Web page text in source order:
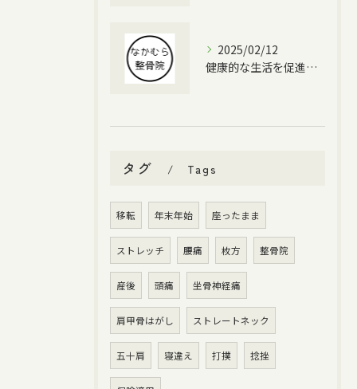
2025/02/12
健康的な生活を促進する整体
タグ Tags
移転 年末年始 座ったまま
ストレッチ 腰痛 枚方 整骨院
産後 頭痛 坐骨神経痛
肩甲骨はがし ストレートネック
五十肩 寝違え 打撲 捻挫